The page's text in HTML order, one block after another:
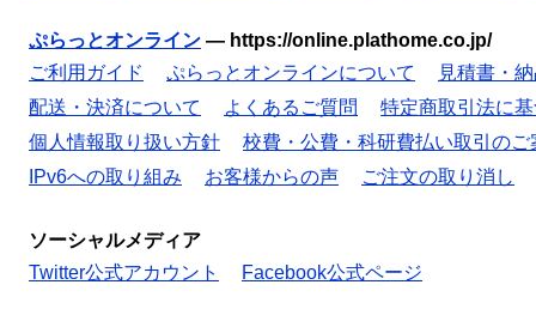
ぷらっとオンライン — https://online.plathome.co.jp/
ご利用ガイド
ぷらっとオンラインについて
見積書・
配送・決済について
よくあるご質問
特定商取引法に
個人情報取り扱い方針
校費・公費・科研費払い取引のご
IPv6への取り組み
お客様からの声 ご注文の取り消し
ソーシャルメディア
Twitter公式アカウント
Facebook公式ページ